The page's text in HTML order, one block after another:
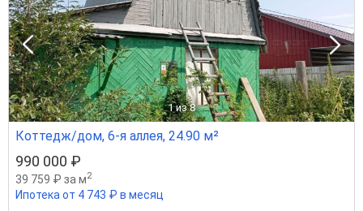
1 из 8
Коттедж/дом, 6-я аллея, 24.90 м²
990 000 ₽
39 759 ₽ за м2
Ипотека от 4 743 ₽ в месяц